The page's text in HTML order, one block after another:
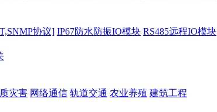
协议] IP67防水防振IO模块 RS485远程IO模块
灾害 网络通信 轨道交通 农业养殖 建筑工程